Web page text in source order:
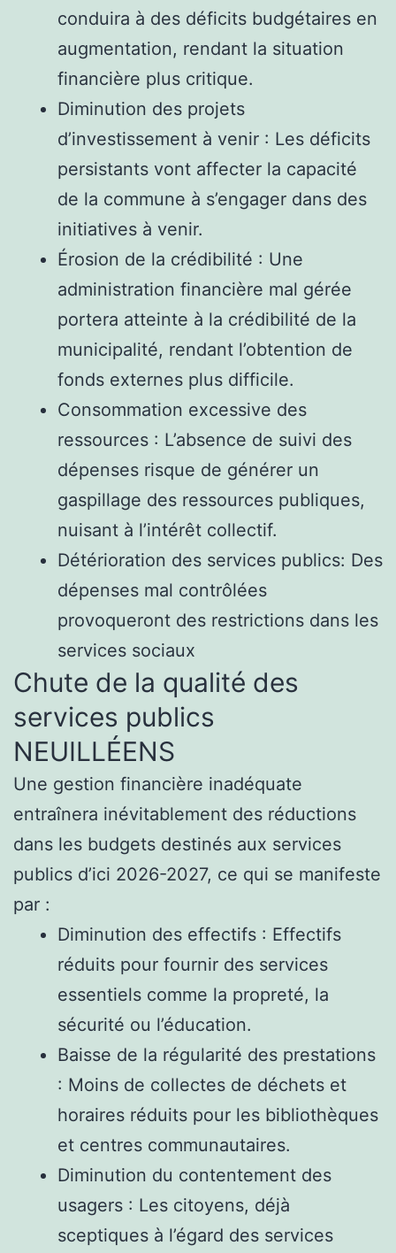
conduira à des déficits budgétaires en
augmentation, rendant la situation
financière plus critique.
Diminution des projets
d’investissement à venir : Les déficits
persistants vont affecter la capacité
de la commune à s’engager dans des
initiatives à venir.
Érosion de la crédibilité : Une
administration financière mal gérée
portera atteinte à la crédibilité de la
municipalité, rendant l’obtention de
fonds externes plus difficile.
Consommation excessive des
ressources : L’absence de suivi des
dépenses risque de générer un
gaspillage des ressources publiques,
nuisant à l’intérêt collectif.
Détérioration des services publics: Des
dépenses mal contrôlées
provoqueront des restrictions dans les
services sociaux
Chute de la qualité des
services publics
NEUILLÉENS
Une gestion financière inadéquate
entraînera inévitablement des réductions
dans les budgets destinés aux services
publics d’ici 2026-2027, ce qui se manifeste
par :
Diminution des effectifs : Effectifs
réduits pour fournir des services
essentiels comme la propreté, la
sécurité ou l’éducation.
Baisse de la régularité des prestations
: Moins de collectes de déchets et
horaires réduits pour les bibliothèques
et centres communautaires.
Diminution du contentement des
usagers : Les citoyens, déjà
sceptiques à l’égard des services